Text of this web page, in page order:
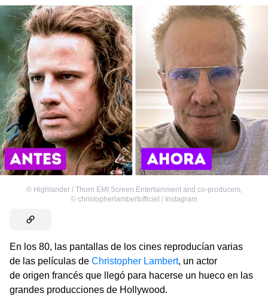
© Highlander / Thorn EMI Screen Entertainment and co-producers,
© christopherlambertofficiel / Instagram
En los 80, las pantallas de los cines reproducían varias
de las películas de Christopher Lambert, un actor
de origen francés que llegó para hacerse un hueco en las
grandes producciones de Hollywood.